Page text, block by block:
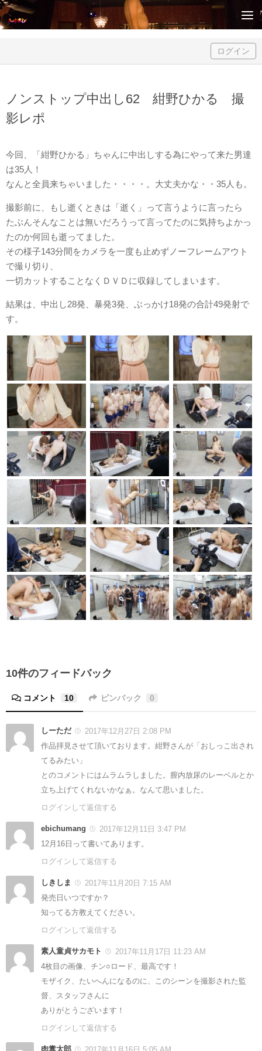
Skip to content
ログイン
ノンストップ中出し62 紺野ひかる 撮
影レポ
今回、「紺野ひかる」ちゃんに中出しする為にやって来た男達
は35人！
なんと全員来ちゃいました・・・・。大丈夫かな・・35人も。
撮影前に、もし逝くときは「逝く」って言うように言ったら
たぶんそんなことは無いだろうって言ってたのに気持ちよかっ
たのか何回も逝ってました。
その様子143分間をカメラを一度も止めずノーフレームアウト
で撮り切り、
一切カットすることなくＤＶＤに収録してしまいます。
結果は、中出し28発、暴発3発、ぶっかけ18発の合計49発射で
す。
10件のフィードバック
コメント 10 ピンバック 0
しーただ
2017年12月27日 2:08 PM
作品拝見させて頂いております。紺野さんが「おしっこ出され
てるみたい」
とのコメントにはムラムラしました。膣内放尿のレーベルとか
立ち上げてくれないかなぁ。なんて思いました。
ログインして返信する
ebichumang
2017年12月11日 3:47 PM
12月16日って書いてあります。
ログインして返信する
しきしま
2017年11月20日 7:15 AM
発売日いつですか？
知ってる方教えてください。
ログインして返信する
素人童貞サカモト
2017年11月17日 11:23 AM
4枚目の画像、チン○ロード、最高です！
モザイク、たいへんになるのに、このシーンを撮影された監
督、スタッフさんに
ありがとうございます！
ログインして返信する
肉糞太郎